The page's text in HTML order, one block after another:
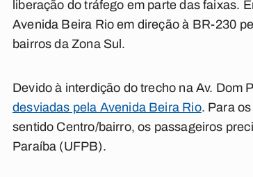
liberação do tráfego em parte das faixas.
Avenida Beira Rio em direção à BR-230
bairros da Zona Sul.
Devido à interdição do trecho na Av. Dom
desviadas pela Avenida Beira Rio. Para
sentido Centro/bairro, os passageiros
Paraíba (UFPB).